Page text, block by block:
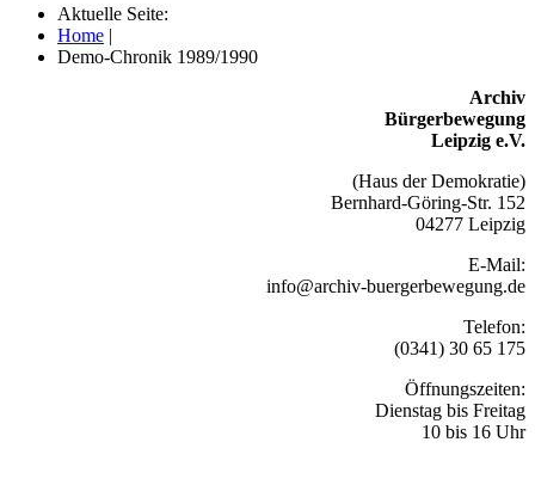
Aktuelle Seite:
Home |
Demo-Chronik 1989/1990
Archiv
Bürgerbewegung
Leipzig e.V.
(Haus der Demokratie)
Bernhard-Göring-Str. 152
04277 Leipzig
E-Mail:
info@archiv-buergerbewegung.de
Telefon:
(0341) 30 65 175
Öffnungszeiten:
Dienstag bis Freitag
10 bis 16 Uhr